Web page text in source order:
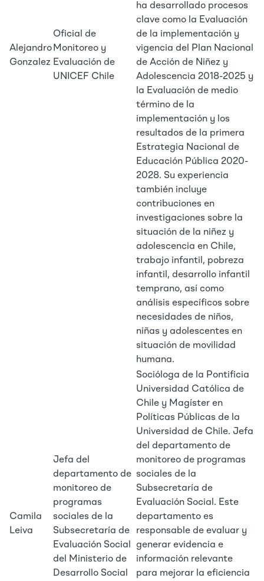
Alejandro
Gonzalez
Oficial de
Monitoreo y
Evaluación de
UNICEF Chile
ha desarrollado procesos
clave como la Evaluación
de la implementación y
vigencia del Plan Nacional
de Acción de Niñez y
Adolescencia 2018-2025 y
la Evaluación de medio
término de la
implementación y los
resultados de la primera
Estrategia Nacional de
Educación Pública 2020-
2028. Su experiencia
también incluye
contribuciones en
investigaciones sobre la
situación de la niñez y
adolescencia en Chile,
trabajo infantil, pobreza
infantil, desarrollo infantil
temprano, así como
análisis específicos sobre
necesidades de niños,
niñas y adolescentes en
situación de movilidad
humana.
Camila
Leiva
Jefa del
departamento de
monitoreo de
programas
sociales de la
Subsecretaría de
Evaluación Social
del Ministerio de
Desarrollo Social
Socióloga de la Pontificia
Universidad Católica de
Chile y Magíster en
Políticas Públicas de la
Universidad de Chile. Jefa
del departamento de
monitoreo de programas
sociales de la
Subsecretaría de
Evaluación Social. Este
departamento es
responsable de evaluar y
generar evidencia e
información relevante
para mejorar la eficiencia